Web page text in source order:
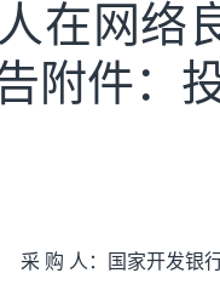
在网络
附件：
采 购 人：国家开发银